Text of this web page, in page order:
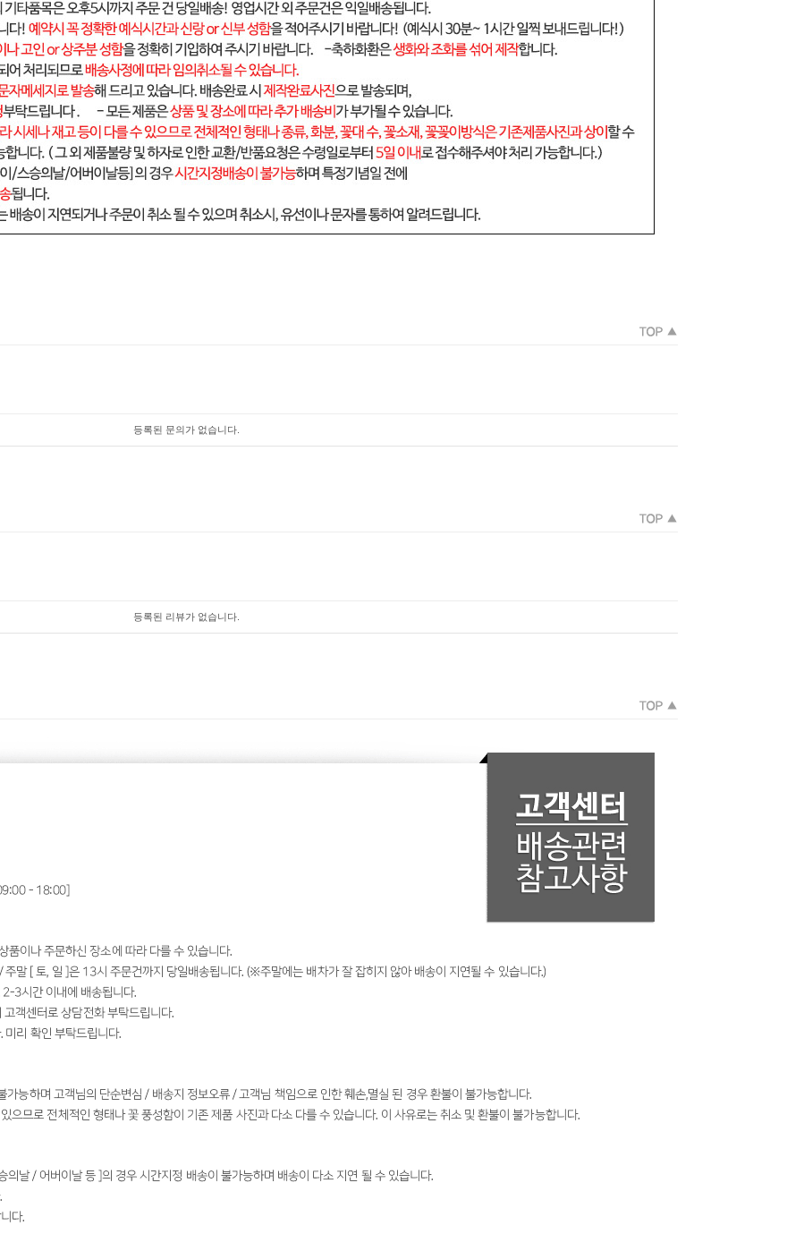
등록된 문의가 없습니다.
등록된 리뷰가 없습니다.